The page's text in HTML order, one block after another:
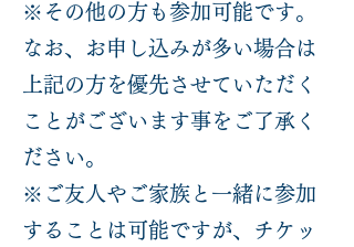
※その他の方も参加可能です。
なお、お申し込みが多い場合は
上記の方を優先させていただく
ことがございます事をご了承く
ださい。
※ご友人やご家族と一緒に参加
することは可能ですが、チケッ